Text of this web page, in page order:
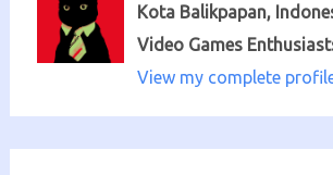
Kota Balikpapan,
Video Games
View my complete